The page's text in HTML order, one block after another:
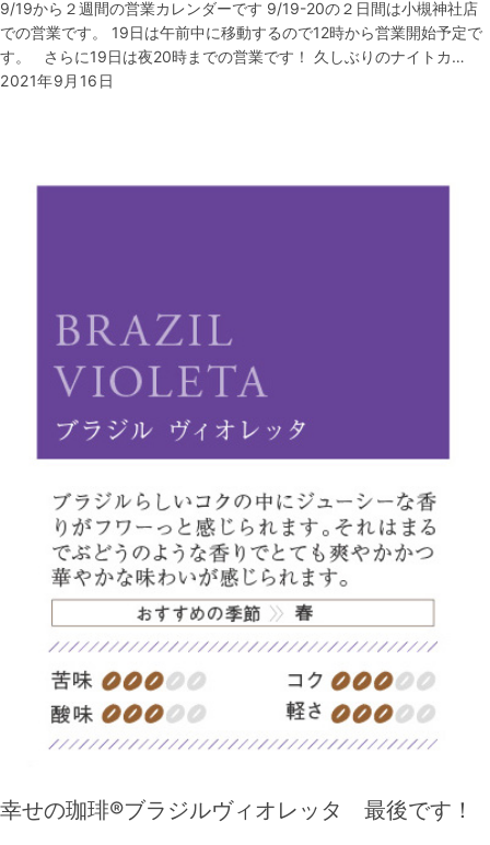
9/19から２週間の営業カレンダーです 9/19-20の２日間は小槻神社店
での営業です。 19日は午前中に移動するので12時から営業開始予定で
す。 さらに19日は夜20時までの営業です！ 久しぶりのナイトカ…
2021年9月16日
幸せの珈琲®︎ブラジルヴィオレッタ 最後です！